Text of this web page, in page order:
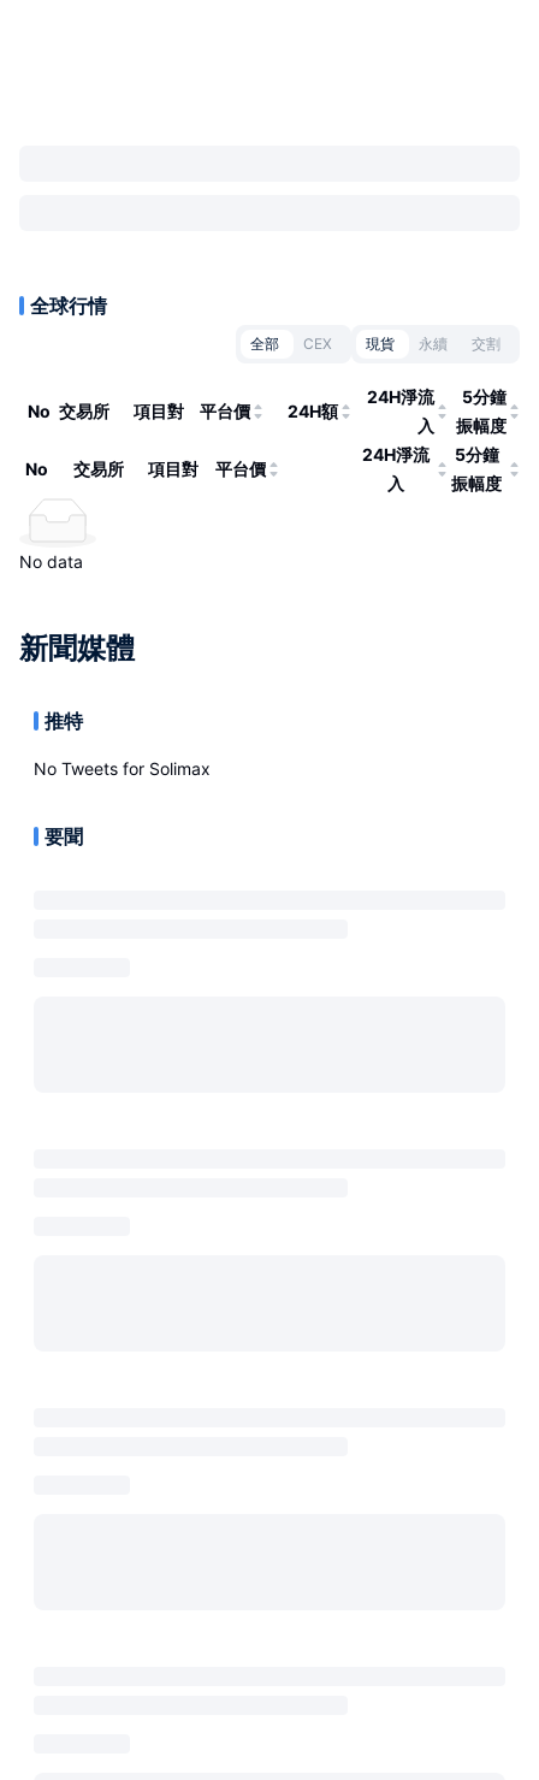
全球行情
全部 CEX 現貨 永續 交割
No 交易所 項目對 平台價 24H額
24H淨流
入
5分鐘
振幅度
No 交易所 項目對 平台價
24H淨流
入
5分鐘
振幅度
No data
新聞媒體
推特
No Tweets for Solimax
要聞